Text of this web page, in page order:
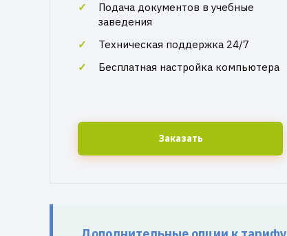
Подача документов в учебные
заведения
Техническая поддержка 24/7
Бесплатная настройка компьютера
Заказать